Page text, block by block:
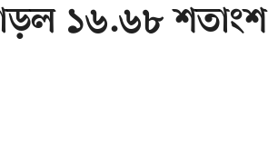
১৬.৬৮ শতাংশ